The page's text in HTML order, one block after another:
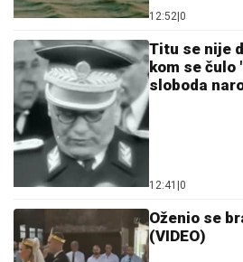
12:52 0
Titu se nije
kom se
sloboda
12:41 0
Oženio se
(VIDEO)